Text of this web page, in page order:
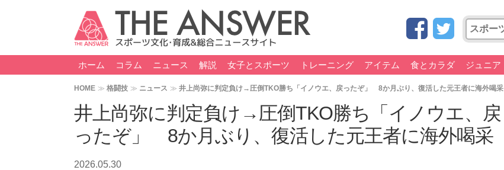
ホーム コラム ニュース 解説 女子とスポーツ トレーニング アイテム 食とカラダ ジュニア
HOME 格闘技 ニュース 井上尚弥に判定負け→圧倒TKO勝ち「イノウエ、戻ったぞ」 8か月ぶり、復活した元王者に海外喝采
井上尚弥に判定負け→圧倒TKO勝ち「イノウエ、戻
ったぞ」 8か月ぶり、復活した元王者に海外喝采
2026.05.30